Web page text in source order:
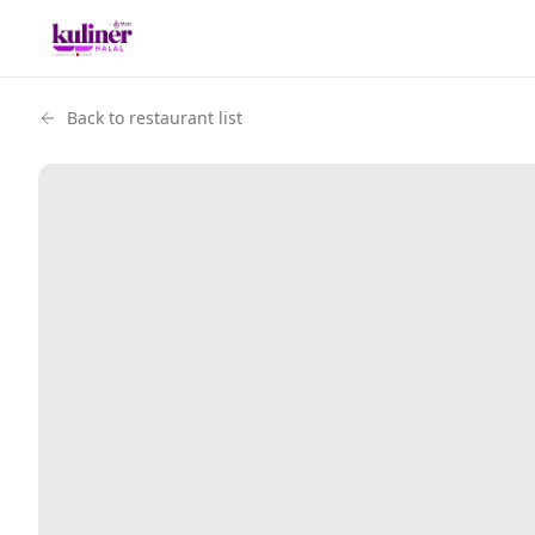
Back to restaurant list